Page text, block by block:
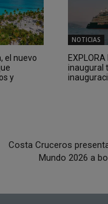
el nuevo
y
NOTICIAS
inaugural
Costa Cruceros
Mundo 2026 a